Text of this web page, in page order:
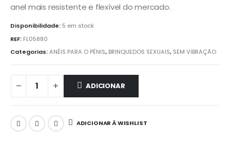
anel mais resistente e flexível do mercado.
Disponibilidade: 5 em stock
REF: FL05880
Categorias:ANÉIS PARA O PÉNIS, BRINQUEDOS SEXUAIS, SEM VIBRAÇÃO
ADICIONAR
ADICIONAR À WISHLIST